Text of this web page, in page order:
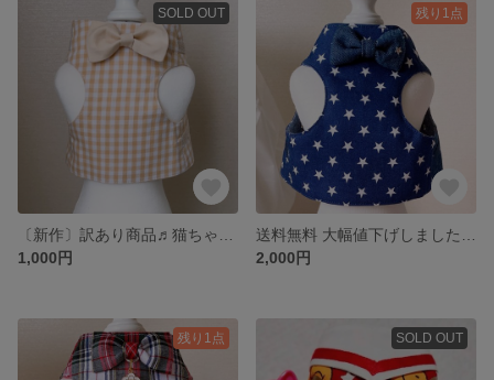
SOLD OUT
1,000円
残り1点
2,000円
残り1点 SOLD OUT